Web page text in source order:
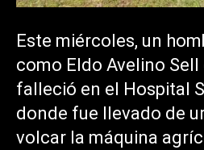
Este miércoles, un
como Eldo Avelino Sell
falleció en el Hospital
donde fue llevado de
volcar la máquina